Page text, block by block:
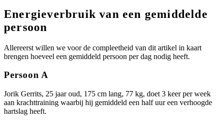
Energieverbruik van een gemiddelde
persoon
Allereerst willen we voor de compleetheid van dit artikel in kaart
brengen hoeveel een gemiddeld persoon per dag nodig heeft.
Persoon A
Jorik Gerrits, 25 jaar oud, 175 cm lang, 77 kg, doet 3 keer per week
aan krachttraining waarbij hij gemiddeld een half uur een verhoogde
hartslag heeft.